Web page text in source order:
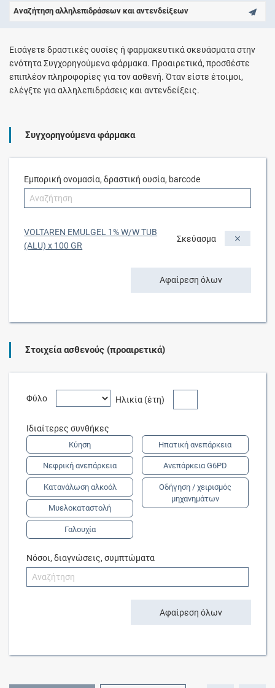
Αναζήτηση αλληλεπιδράσεων και αντενδείξεων
Εισάγετε δραστικές ουσίες ή φαρμακευτικά σκευάσματα στην
ενότητα Συγχορηγούμενα φάρμακα. Προαιρετικά, προσθέστε
επιπλέον πληροφορίες για τον ασθενή. Όταν είστε έτοιμοι,
ελέγξτε για αλληλεπιδράσεις και αντενδείξεις.
Συγχορηγούμενα φάρμακα
Εμπορική ονομασία, δραστική ουσία, barcode
VOLTAREN EMULGEL 1% W/W TUB
(ALU) x 100 GR
Σκεύασμα
Αφαίρεση όλων
Στοιχεία ασθενούς (προαιρετικά)
Φύλο Ηλικία (έτη)
Ιδιαίτερες συνθήκες
Κύηση
Νεφρική ανεπάρκεια
Κατανάλωση αλκοόλ
Μυελοκαταστολή
Γαλουχία
Ηπατική ανεπάρκεια
Ανεπάρκεια G6PD
Οδήγηση / χειρισμός
μηχανημάτων
Νόσοι, διαγνώσεις, συμπτώματα
Αφαίρεση όλων